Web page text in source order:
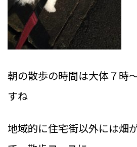
朝の散歩の時間は大体７時
すね
地域的に住宅街以外には畑